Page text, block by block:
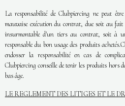
La responsabilité de Clubpiercing ne peut
mauvaise exécution du contrat, due soit au
insurmontable d'un tiers au contrat, soit à
responsable du bon usage des produits
endosser la responsabilité en cas de
Clubpiercing conseille de tenir les produits hors
bas âge.
LE REGLEMENT DES LITIGES ET LE